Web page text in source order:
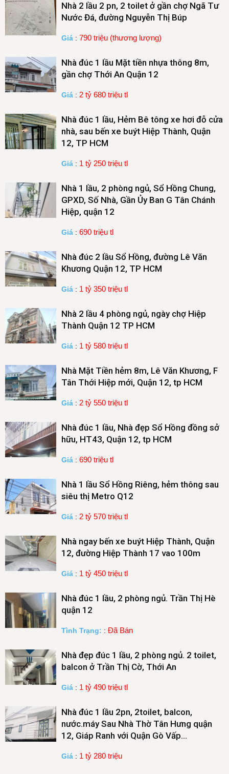
Nhà 2 lầu 2 pn, 2 toilet ở gần chợ Ngã Tư
Nước Đá, đường Nguyễn Thị Búp
Giá : 790 triệu (thương lượng)
Nhà đúc 1 lầu Mặt tiền nhựa thông 8m,
gần chợ Thới An Quận 12
Giá : 2 tỷ 680 triệu tl
Nhà đúc 1 lầu, Hẻm Bê tông xe hơi đỗ cửa
nhà, sau bến xe buýt Hiệp Thành, Quận
12, TP HCM
Giá : 1 tỷ 250 triệu tl
Nhà 1 lầu, 2 phòng ngủ, Sổ Hồng Chung,
GPXD, Số Nhà, Gần Ủy Ban G Tân Chánh
Hiệp, quận 12
Giá : 690 triệu tl
Nhà đúc 2 lầu Sổ Hồng, đường Lê Văn
Khương Quận 12, TP HCM
Giá : 1 tỷ 350 triệu tl
Nhà 2 lầu 4 phòng ngủ, ngày chợ Hiệp
Thành Quận 12 TP HCM
Giá : 1 tỷ 580 triệu tl
Nhà Mặt Tiền hẻm 8m, Lê Văn Khương, F
Tân Thới Hiệp mới, Quận 12, tp HCM
Giá : 2 tỷ 550 triệu tl
Nhà đúc 1 lầu, Nhà đẹp Sổ Hồng đồng sở
hữu, HT43, Quận 12, tp HCM
Giá : 690 triệu tl
Nhà 1 lầu Sổ Hồng Riêng, hẻm thông sau
siêu thị Metro Q12
Giá : 2 tỷ 570 triệu tl
Nhà ngay bến xe buýt Hiệp Thành, Quận
12, đường Hiệp Thành 17 vao 100m
Giá : 1 tỷ 450 triệu tl
Nhà đúc 1 lầu, 2 phòng ngủ. Trần Thị Hè
quận 12
Tình Trạng: : Đã Bán
Nhà đẹp đúc 1 lầu, 2 phòng ngủ. 2 toilet,
balcon ở Trần Thị Cờ, Thới An
Giá : 1 tỷ 490 triệu tl
Nhà đúc 1 lầu 2pn, 2toilet, balcon,
nước.máy Sau Nhà Thờ Tân Hưng quận
12, Giáp Ranh với Quận Gò Vấp…
Giá : 1 tỷ 280 triệu